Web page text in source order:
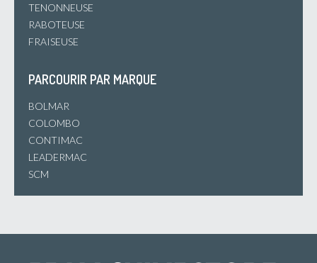
TENONNEUSE
RABOTEUSE
FRAISEUSE
PARCOURIR PAR MARQUE
BOLMAR
COLOMBO
CONTIMAC
LEADERMAC
SCM